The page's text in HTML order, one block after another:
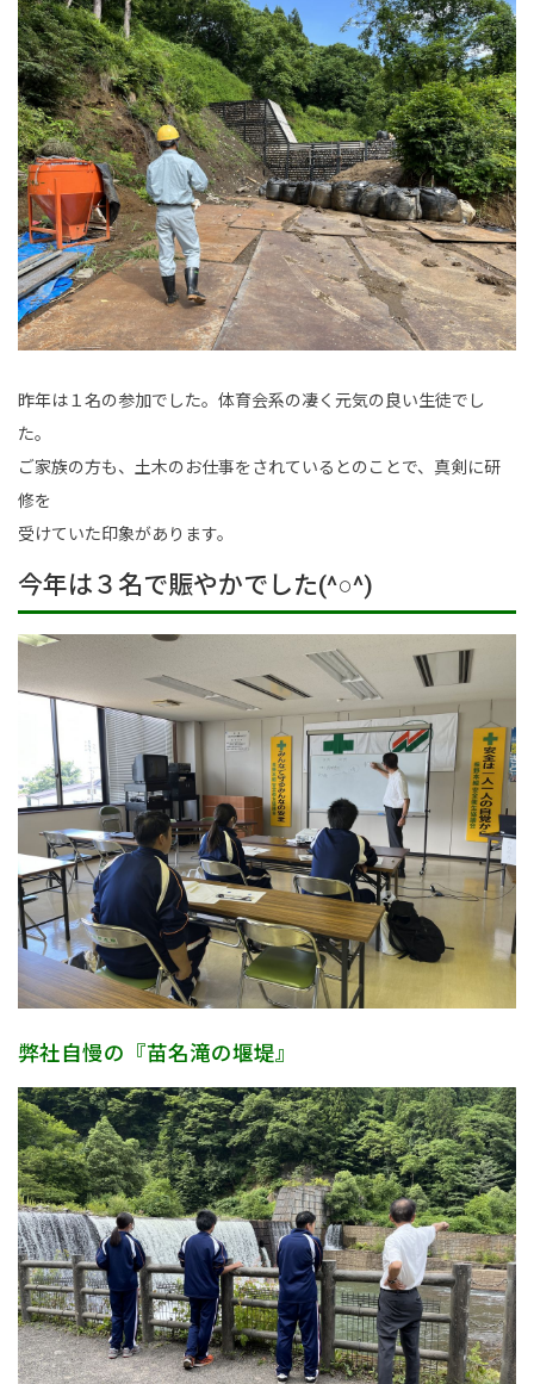
昨年は１名の参加でした。体育会系の凄く元気の良い生徒でし
た。
ご家族の方も、土木のお仕事をされているとのことで、真剣に研
修を
受けていた印象があります。
今年は３名で賑やかでした(^○^)
弊社自慢の『苗名滝の堰堤』